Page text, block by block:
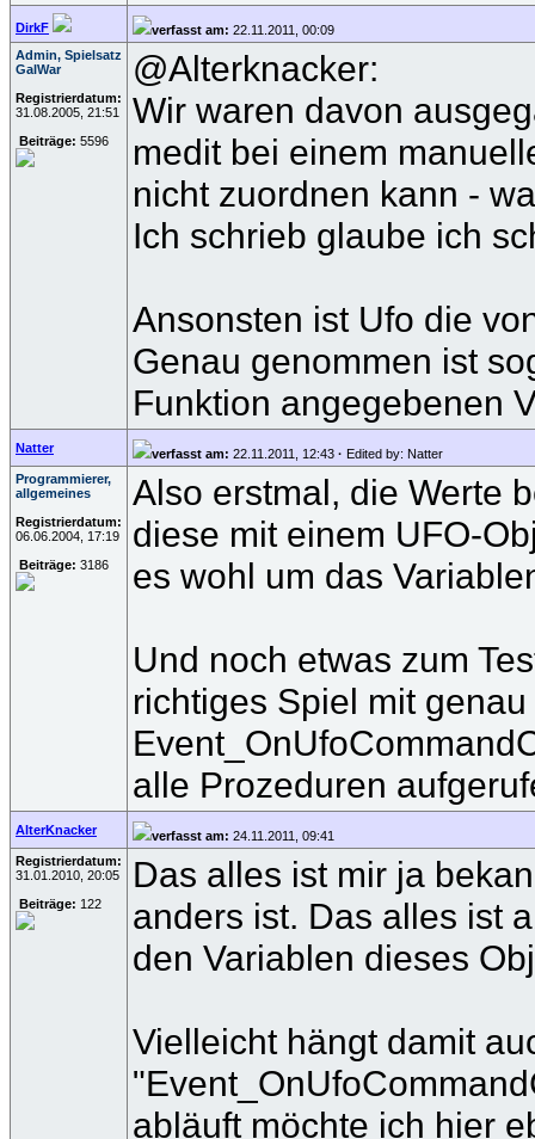
DirkF verfasst am: 22.11.2011, 00:09
Admin, Spielsatz
GalWar
Registrierdatum:
31.08.2005, 21:51
Beiträge: 5596
@Alterknacker:
Wir waren davon
medit bei einem
nicht zuordnen kann -
Ich schrieb glaube ich
Ansonsten ist Ufo die
Genau genommen ist
Funktion angegebenen
Natter verfasst am: 22.11.2011, 12:43 · Edited by: Natter
Programmierer,
allgemeines
Registrierdatum:
06.06.2004, 17:19
Beiträge: 3186
Also erstmal, die Werte
diese mit einem UFO-
es wohl um das
Und noch etwas zum
richtiges Spiel mit
alle Prozeduren
AlterKnacker verfasst am: 24.11.2011, 09:41
Registrierdatum:
31.01.2010, 20:05
Beiträge: 122
Das alles ist mir ja
anders ist. Das alles ist
den Variablen dieses
Vielleicht hängt damit
abläuft möchte ich hier